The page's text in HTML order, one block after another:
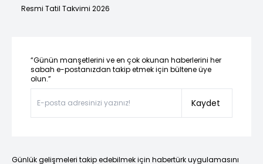
Resmi Tatil Takvimi 2026
“Günün manşetlerini ve en çok okunan haberlerini her
sabah e-postanızdan takip etmek için bültene üye
olun.”
Kaydet
Günlük gelişmeleri takip edebilmek için habertürk uygulamasını